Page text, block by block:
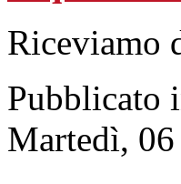
Riceviamo
Pubblicato
Martedì,